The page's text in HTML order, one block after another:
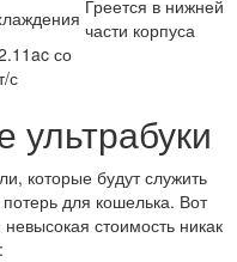
Греется в нижней
части корпуса
со
с
которые будут служить
для кошелька. Вот
невысокая стоимость никак